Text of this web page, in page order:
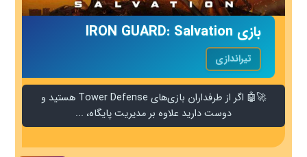
بازی IRON GUARD: Salvation
تیراندازی
🚀🤖 اگر از طرفداران بازی‌های Tower Defense هستید و
دوست دارید علاوه بر مدیریت پایگاه، ...